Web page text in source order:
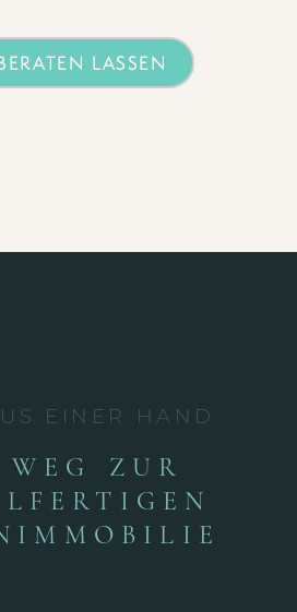
LASSEN
EINER HAND
WEG ZUR